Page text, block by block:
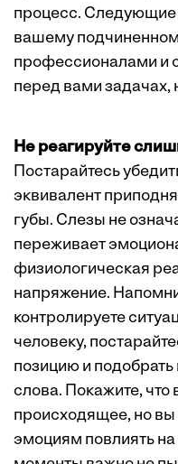
процесс. Следующие
вашему
профессионалами и
перед вами задачах,
Не реагируйте
Постарайтесь
эквивалент
губы. Слезы не
переживает
физиологическая
напряжение.
контролируете
человеку,
позицию и
слова. Покажите,
происходящее, но вы
эмоциям повлиять